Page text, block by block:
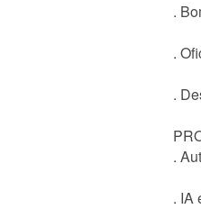
.
.
.
.
. IA